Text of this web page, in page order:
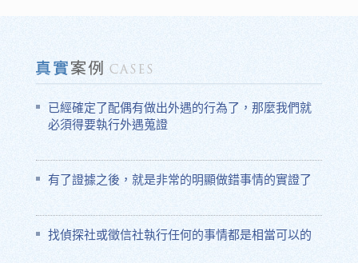
已經確定了配偶有做出外遇的行為了，那麼我們就
必須得要執行外遇蒐證
有了證據之後，就是非常的明顯做錯事情的實證了
找偵探社或徵信社執行任何的事情都是相當可以的